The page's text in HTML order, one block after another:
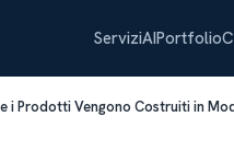
ServiziAIPortfolio
i Prodotti Vengono Costruiti in